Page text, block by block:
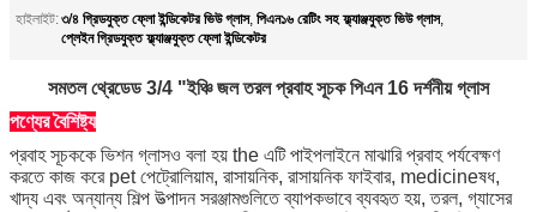
হাইলাইট:৩/৪ গ্রিডযুক্ত ফ্লো ইন্ডিকেটর ভিউ গ্লাস, পিএন১৬ রেটিং সহ ফ্ল্যাঞ্জযুক্ত ভিউ গ্লাস,
প্লেইন গ্রিডযুক্ত ফ্ল্যাঞ্জযুক্ত ফ্লো ইন্ডিকেটর
সমতল থ্রেডেড 3/4 "ইঞ্চি জল তরল প্রবাহ সূচক পিএন 16 দর্শনীয় গ্লাস
পণ্যের বৈশিষ্ট্য
প্রবাহ সূচককে ভিশন গ্লাসও বলা হয় the এটি পাইপলাইনে মাঝারি প্রবাহ পর্যবেক্ষণ
করতে কাজ করে pet পেট্রোলিয়াম, রাসায়নিক, রাসায়নিক ফাইবার, medicineষধ,
খাদ্য এবং অন্যান্য শিল্প উত্পাদন সরঞ্জামগুলিতে ব্যাপকভাবে ব্যবহৃত হয়, তরল, গ্যাসের